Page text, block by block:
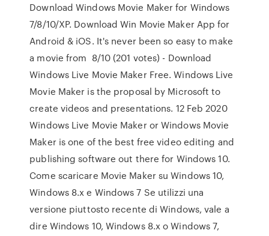
Download Windows Movie Maker for Windows
7/8/10/XP. Download Win Movie Maker App for
Android & iOS. It's never been so easy to make
a movie from 8/10 (201 votes) - Download
Windows Live Movie Maker Free. Windows Live
Movie Maker is the proposal by Microsoft to
create videos and presentations. 12 Feb 2020
Windows Live Movie Maker or Windows Movie
Maker is one of the best free video editing and
publishing software out there for Windows 10.
Come scaricare Movie Maker su Windows 10,
Windows 8.x e Windows 7 Se utilizzi una
versione piuttosto recente di Windows, vale a
dire Windows 10, Windows 8.x o Windows 7,